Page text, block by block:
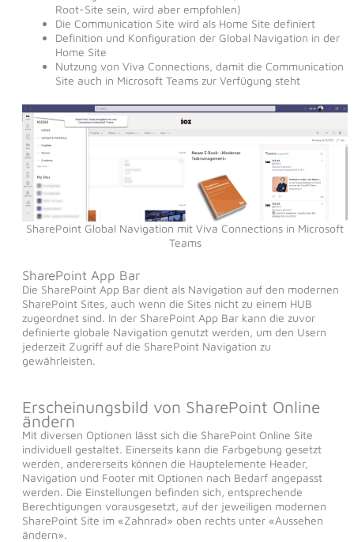
Root-Site sein, wird aber empfohlen)
Die Communication Site wird als Home Site definiert
Definition und Konfiguration der Global Navigation in der
Home Site
Nutzung von Viva Connections, damit die Communication
Site auch in Microsoft Teams zur Verfügung steht
SharePoint Global Navigation mit Viva Connections in Microsoft
Teams
SharePoint App Bar
Die SharePoint App Bar dient als Navigation auf den modernen
SharePoint Sites, auch wenn die Sites nicht zu einem HUB
zugeordnet sind. In der SharePoint App Bar kann die zuvor
definierte globale Navigation genutzt werden, um den Usern
jederzeit Zugriff auf die SharePoint Navigation zu
gewährleisten.
Erscheinungsbild von SharePoint Online
ändern
Mit diversen Optionen lässt sich die SharePoint Online Site
individuell gestaltet. Einerseits kann die Farbgebung gesetzt
werden, andererseits können die Hauptelemente Header,
Navigation und Footer mit Optionen nach Bedarf angepasst
werden. Die Einstellungen befinden sich, entsprechende
Berechtigungen vorausgesetzt, auf der jeweiligen modernen
SharePoint Site im «Zahnrad» oben rechts unter «Aussehen
ändern».